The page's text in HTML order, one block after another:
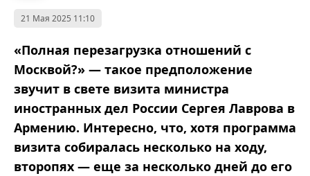
21 Мая 2025 11:10
«Полная перезагрузка отношений с
Москвой?» — такое предположение
звучит в свете визита министра
иностранных дел России Сергея Лаврова в
Армению. Интересно, что, хотя программа
визита собиралась несколько на ходу,
второпях — еще за несколько дней до его